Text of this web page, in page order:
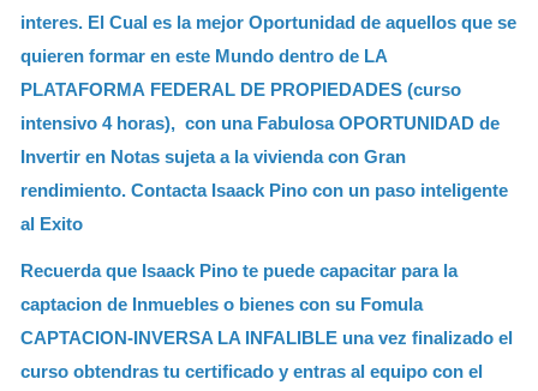
interes. El Cual es la mejor Oportunidad de aquellos que se
quieren formar en este Mundo dentro de LA
PLATAFORMA FEDERAL DE PROPIEDADES (curso
intensivo 4 horas), con una Fabulosa OPORTUNIDAD de
Invertir en Notas sujeta a la vivienda con Gran
rendimiento. Contacta Isaack Pino con un paso inteligente
al Exito
Recuerda que Isaack Pino te puede capacitar para la
captacion de Inmuebles o bienes con su Fomula
CAPTACION-INVERSA LA INFALIBLE una vez finalizado el
curso obtendras tu certificado y entras al equipo con el